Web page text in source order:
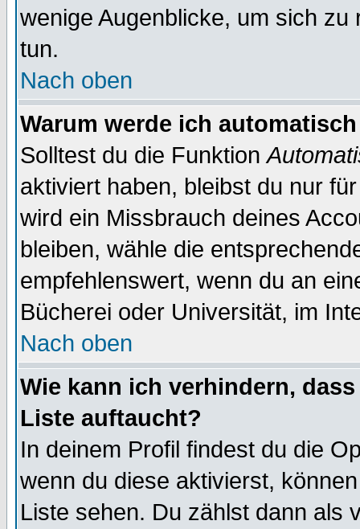
wenige Augenblicke, um sich
tun.
Nach oben
Warum werde ich
Solltest du die Funktion
aktiviert haben, bleibst du nur
wird ein Missbrauch deines
bleiben, wähle die
empfehlenswert, wenn du an
Bücherei oder Universität, im
Nach oben
Wie kann ich verhindern,
Liste auftaucht?
In deinem Profil findest du die
wenn du diese aktivierst,
Liste sehen. Du zählst dann als